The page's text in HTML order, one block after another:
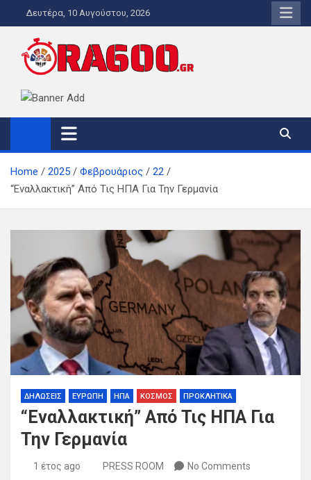
to
content
Δευτέρα, 10 Αυγούστου, 2026
ORA600.GR
Η ΑΛΗΘΙΝΗ ΩΡΑ ΕΝΗΜΕΡΩΣΗΣ
Home 2025 Φεβρουάριος
22
“Εναλλακτική” Από Τις ΗΠΑ Για Την Γερμανία
ΔΗΛΩΣΕΙΣ ΕΥΡΩΠΗ ΗΠΑ ΚΟΣΜΟΣ ΠΡΟΚΛΗΤΙΚΑ
“Εναλλακτική” Από Τις ΗΠΑ Για
Την Γερμανία
1 έτος ago PRESS ROOM No Comments